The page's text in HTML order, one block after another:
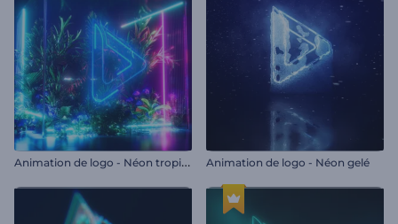
A
nimation de logo - Néon tropical Animation de logo - Néon gelé